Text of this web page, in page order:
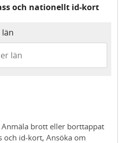
och nationellt id-kort
brott eller borttappat
och id-kort, Ansöka om